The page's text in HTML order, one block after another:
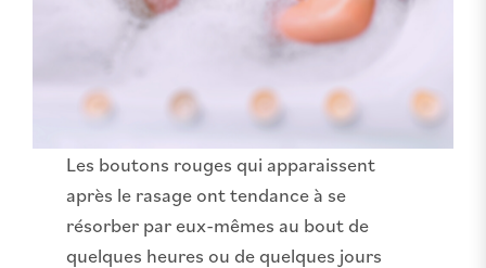
Les boutons rouges qui apparaissent
après le rasage ont tendance à se
résorber par eux-mêmes au bout de
quelques heures ou de quelques jours